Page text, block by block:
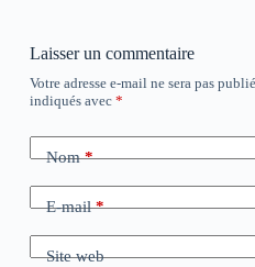
Laisser un commentaire
Votre adresse e-mail ne sera pas
indiqués avec *
Nom*
E-mail*
Site web